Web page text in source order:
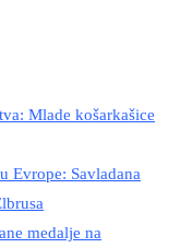
Mlade košarkašice
Evrope: Savladana
medalje na